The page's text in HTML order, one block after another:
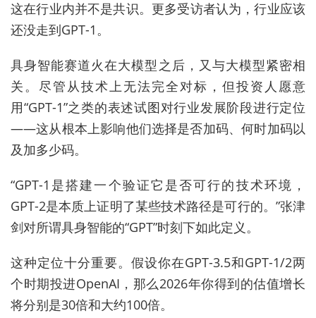
这在行业内并不是共识。更多受访者认为，行业应该
还没走到GPT-1。
具身智能赛道火在大模型之后，又与大模型紧密相
关。尽管从技术上无法完全对标，但投资人愿意
用“GPT-1”之类的表述试图对行业发展阶段进行定位
——这从根本上影响他们选择是否加码、何时加码以
及加多少码。
“GPT-1是搭建一个验证它是否可行的技术环境，
GPT-2是本质上证明了某些技术路径是可行的。”张津
剑对所谓具身智能的“GPT”时刻下如此定义。
这种定位十分重要。假设你在GPT-3.5和GPT-1/2两
个时期投进OpenAI，那么2026年你得到的估值增长
将分别是30倍和大约100倍。